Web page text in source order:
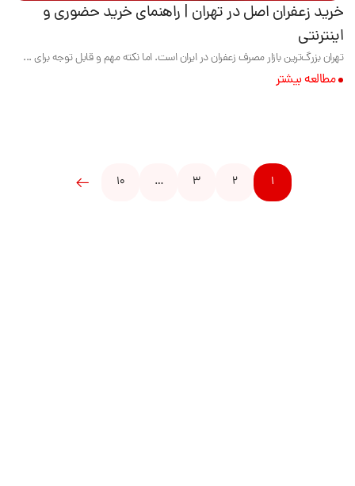
خرید زعفران اصل در تهران | راهنمای خرید حضوری و
اینترنتی
تهران بزرگ‌ترین بازار مصرف زعفران در ایران است. اما نکته مهم و قابل توجه برای ...
مطالعه بیشتر
1
2
3
…
10